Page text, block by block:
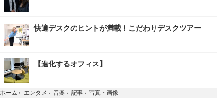
快適デスクのヒントが満載！こだわりデスクツアー
【進化するオフィス】
ホーム › エンタメ › 音楽 › 記事 › 写真・画像